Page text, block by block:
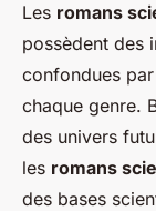
Les romans
possèdent des
confondues
chaque genre.
des univers
les romans
des bases